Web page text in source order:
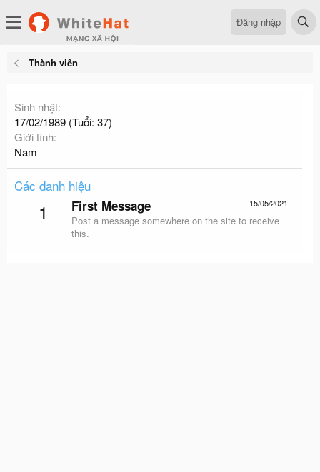
Đăng nhập
Thành viên
Sinh nhật
17/02/1989 (Tuổi: 37)
Giới tính
Nam
Các danh hiệu
1 15/05/2021
First Message
Post a message somewhere on the site to receive
this.